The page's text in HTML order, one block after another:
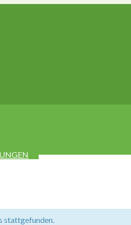
stattgefunden.